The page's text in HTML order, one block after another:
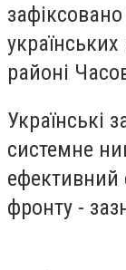
українських
районі
Українські
системне
ефективний
фронту -